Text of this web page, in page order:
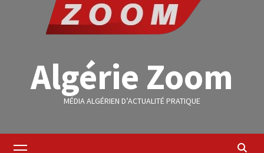
Algérie Zoom
MÉDIA ALGÉRIEN D’ACTUALITÉ PRATIQUE